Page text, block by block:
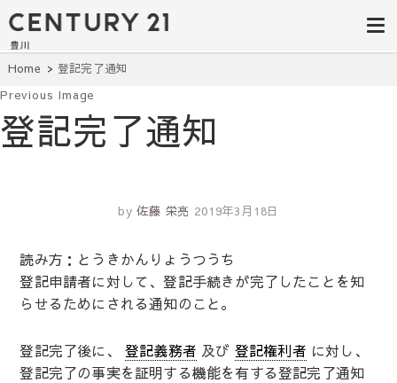
豊田市の中古
住宅・土地・
リノベ物件探
し｜センチュ
リー21豊川
建て・土地探しはセンチュリー21豊
川へ。豊田市内の最新物件情報を随
時更新中！駅近、建築条件無し、ペ
ット可、学区別など、お客様のこだ
単検索。
Home 登記完了通知
Previous Image
登記完了通知
by 佐藤 栄亮 2019年3月18日
読み方：とうきかんりょうつうち
登記申請者に対して、登記手続きが完了したことを知
らせるためにされる通知のこと。
登記完了後に、登記義務者 及び 登記権利者 に対し、
登記完了の事実を証明する機能を有する登記完了通知